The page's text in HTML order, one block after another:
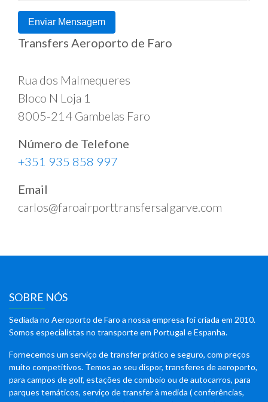
Enviar Mensagem
Transfers Aeroporto de Faro
Rua dos Malmequeres
Bloco N Loja 1
8005-214 Gambelas Faro
Número de Telefone
+351 935 858 997
Email
carlos@faroairporttransfersalgarve.com
SOBRE NÓS
Sediada no Aeroporto de Faro a nossa empresa foi criada em 2010.
Somos especialistas no transporte em Portugal e Espanha.
Fornecemos um serviço de transfer prático e seguro, com preços
muito competitivos. Temos ao seu dispor, transferes de aeroporto,
para campos de golf, estações de comboio ou de autocarros, para
parques temáticos, serviço de transfer à medida ( conferências,